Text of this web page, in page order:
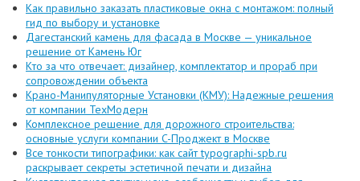
Как правильно заказать пластиковые окна с монтажом: полный
гид по выбору и установке
Дагестанский камень для фасада в Москве — уникальное
решение от Камень Юг
Кто за что отвечает: дизайнер, комплектатор и прораб при
сопровождении объекта
Крано-Манипуляторные Установки (КМУ): Надежные решения
от компании ТехМодерн
Комплексное решение для дорожного строительства:
основные услуги компании C-Проджект в Москве
Все тонкости типографики: как сайт typographi-spb.ru
раскрывает секреты эстетичной печати и дизайна